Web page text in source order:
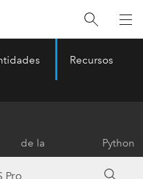
Recursos
de la
herramienta
Python